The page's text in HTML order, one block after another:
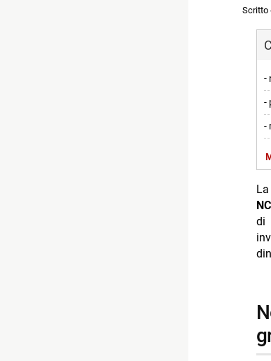
Scritto
-
-
-
-
-
di
ncis: new york e il ritorno del franchise nella